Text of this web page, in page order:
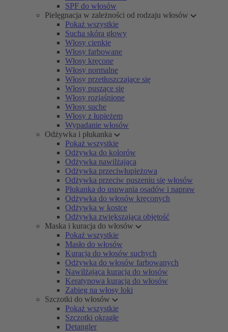
SPF do włosów
Pielęgnacja w zależności od rodzaju włosów
Pokaż wszystkie
Sucha skóra głowy
Włosy cienkie
Włosy farbowane
Włosy kręcone
Włosy normalne
Włosy przetłuszczające się
Włosy puszące się
Włosy rozjaśnione
Włosy suche
Włosy z łupieżem
Wypadanie włosów
Odżywka i płukanka
Pokaż wszystkie
Odżywka do kolorów
Odżywka nawilżająca
Odżywka przeciwłupieżowa
Odżywka przeciw puszeniu się włosów
Płukanka do usuwania osadów i napraw
Odżywka do włosów kręconych
Odżywka w kostce
Odżywka zwiększająca objętość
Maska i kuracja do włosów
Pokaż wszystkie
Masło do włosów
Kuracja do włosów suchych
Odżywka do włosów farbowanych
Nawilżająca kuracja do włosów
Keratynowa kuracja do włosów
Zabieg na włosy loki
Szczotki do włosów
Pokaż wszystkie
Szczotki okrągłe
Detangler